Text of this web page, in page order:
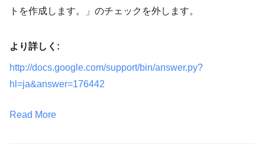
トを作成します。」のチェックを外します。
より詳しく:
http://docs.google.com/support/bin/answer.py?
hl=ja&answer=176442
Read More